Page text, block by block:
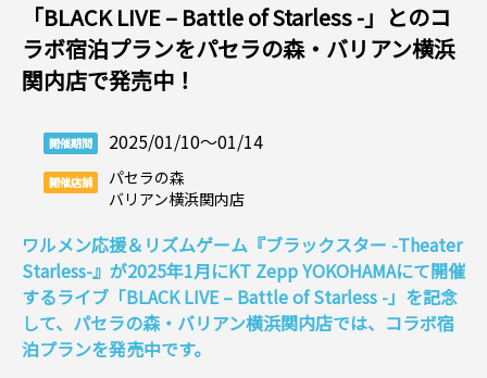
「BLACK LIVE – Battle of Starless -」とのコ
ラボ宿泊プランをパセラの森・バリアン横浜
関内店で発売中！
開催期間 2025/01/10〜01/14
開催店舗
パセラの森
バリアン横浜関内店
ワルメン応援＆リズムゲーム『ブラックスター -Theater
Starless-』が2025年1月にKT Zepp YOKOHAMAにて開催
するライブ「BLACK LIVE – Battle of Starless -」を記念
して、パセラの森・バリアン横浜関内店では、コラボ宿
泊プランを発売中です。